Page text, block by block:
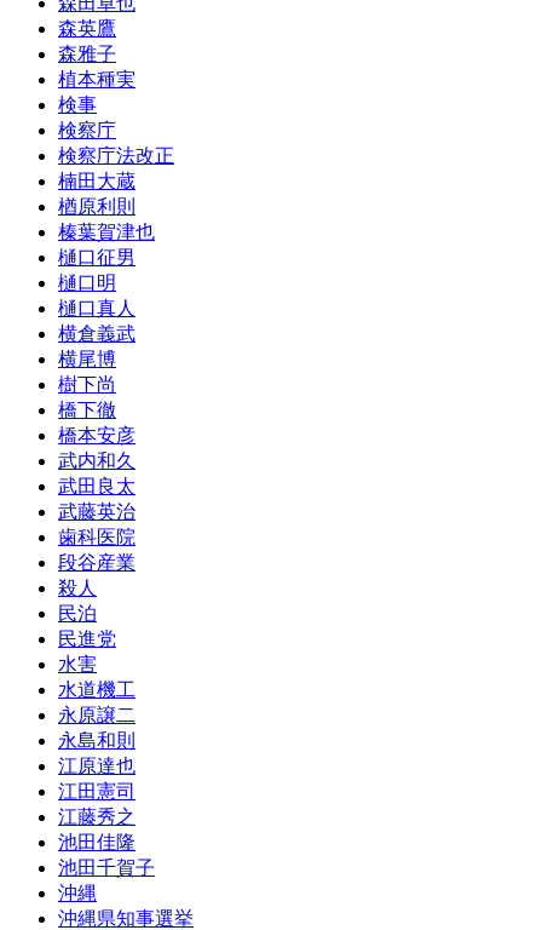
森英鷹
森雅子
植本種実
検事
検察庁
検察庁法改正
楠田大蔵
楢原利則
榛葉賀津也
樋口征男
樋口明
樋口真人
横倉義武
横尾博
樹下尚
橋下徹
橋本安彦
武内和久
武田良太
武藤英治
歯科医院
段谷産業
殺人
民泊
民進党
水害
水道機工
永原譲二
永島和則
江原達也
江田憲司
江藤秀之
池田佳隆
池田千賀子
沖縄
沖縄県知事選挙